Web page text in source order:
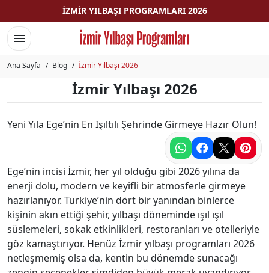
İZMIR YILBAŞI PROGRAMLARI 2026
Menüyü aç/Menüyü kapat
Ana Sayfa Blog İzmir Yılbaşı 2026
İzmir Yılbaşı 2026
Yeni Yıla Ege’nin En Işıltılı Şehrinde Girmeye Hazır Olun!
Ege’nin incisi İzmir, her yıl olduğu gibi 2026 yılına da
enerji dolu, modern ve keyifli bir atmosferle girmeye
hazırlanıyor. Türkiye’nin dört bir yanından binlerce
kişinin akın ettiği şehir, yılbaşı döneminde ışıl ışıl
süslemeleri, sokak etkinlikleri, restoranları ve otelleriyle
göz kamaştırıyor. Henüz İzmir yılbaşı programları 2026
netleşmemiş olsa da, kentin bu dönemde sunacağı